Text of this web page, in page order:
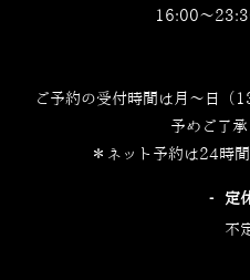
16:00～
ご予約の受付時間は月～日（
予めご了承
＊ネット予約は24時
‐定
不